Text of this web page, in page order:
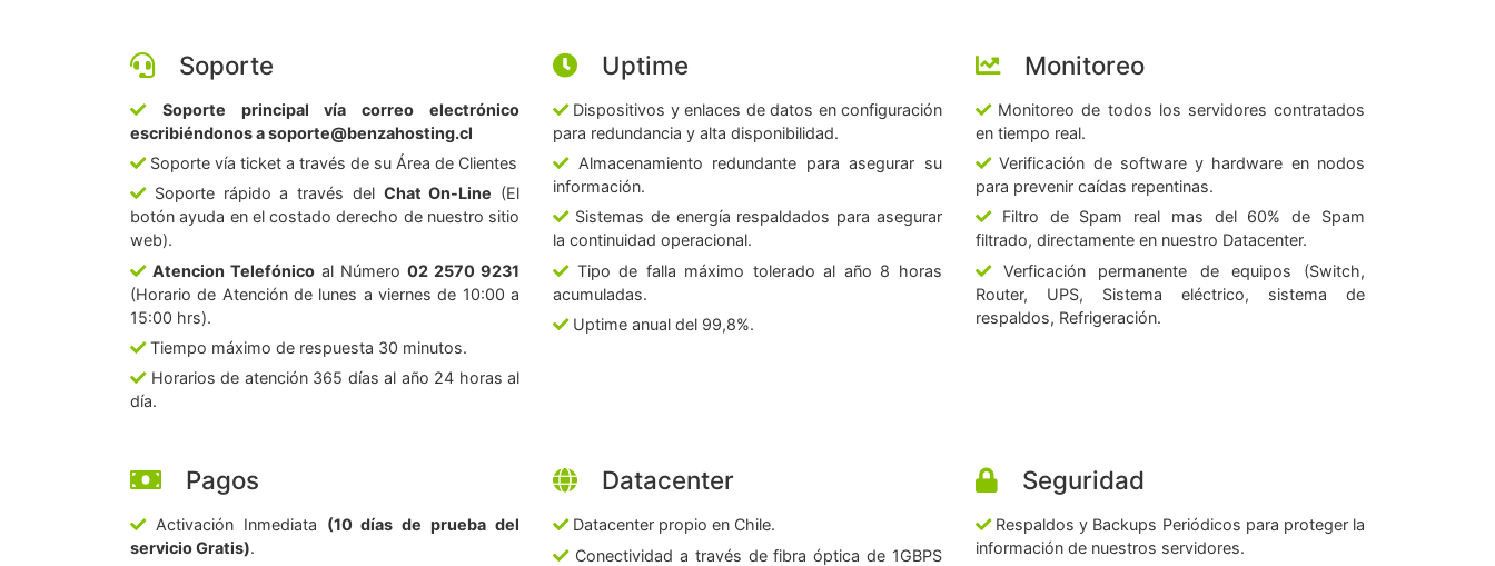
Soporte
Soporte principal vía correo electrónico
escribiéndonos a soporte@benzahosting.cl
Soporte vía ticket a través de su Área de Clientes
Soporte rápido a través del Chat On-Line (El
botón ayuda en el costado derecho de nuestro sitio
web).
Atencion Telefónico al Número 02 2570 9231
(Horario de Atención de lunes a viernes de 10:00 a
15:00 hrs).
Tiempo máximo de respuesta 30 minutos.
Horarios de atención 365 días al año 24 horas al
día.
Uptime
Dispositivos y enlaces de datos en configuración
para redundancia y alta disponibilidad.
Almacenamiento redundante para asegurar su
información.
Sistemas de energía respaldados para asegurar
la continuidad operacional.
Tipo de falla máximo tolerado al año 8 horas
acumuladas.
Uptime anual del 99,8%.
Monitoreo
Monitoreo de todos los servidores contratados
en tiempo real.
Verificación de software y hardware en nodos
para prevenir caídas repentinas.
Filtro de Spam real mas del 60% de Spam
filtrado, directamente en nuestro Datacenter.
Verficación permanente de equipos (Switch,
Router, UPS, Sistema eléctrico, sistema de
respaldos, Refrigeración.
Pagos
Activación Inmediata (10 días de prueba del
servicio Gratis).
Datacenter
Datacenter propio en Chile.
Conectividad a través de fibra óptica de 1GBPS
Seguridad
Respaldos y Backups Periódicos para proteger la
información de nuestros servidores.